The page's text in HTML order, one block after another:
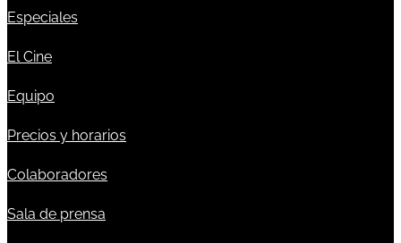
Especiales
El Cine
Equipo
Precios y horarios
Colaboradores
Sala de prensa